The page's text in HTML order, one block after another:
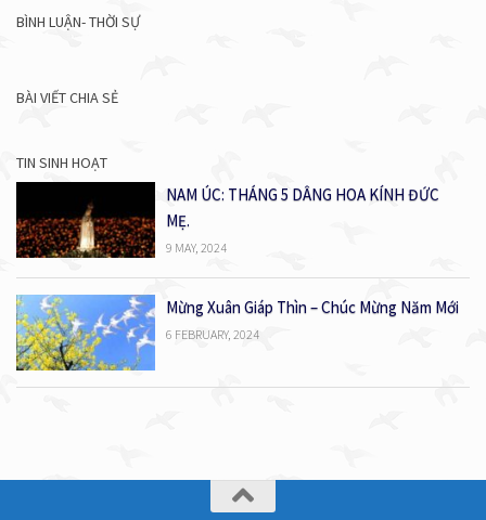
BÌNH LUẬN- THỜI SỰ
BÀI VIẾT CHIA SẺ
TIN SINH HOẠT
NAM ÚC: THÁNG 5 DÂNG HOA KÍNH ĐỨC
MẸ.
9 MAY, 2024
Mừng Xuân Giáp Thìn – Chúc Mừng Năm Mới
6 FEBRUARY, 2024